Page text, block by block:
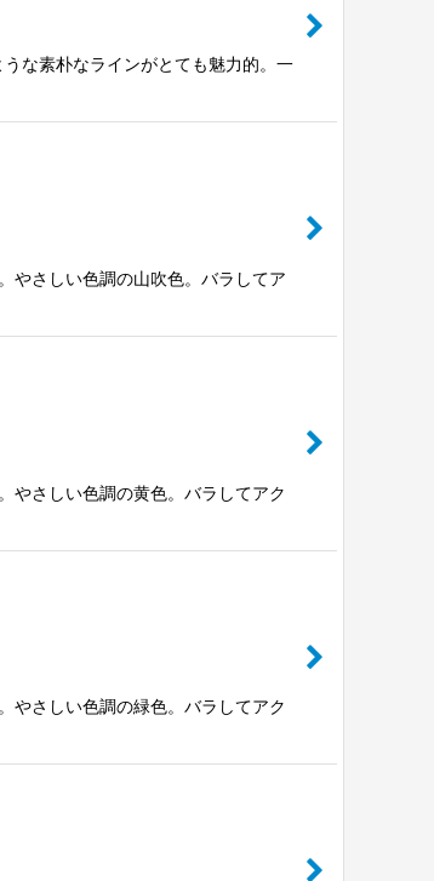
な素朴なラインがとても魅力的。一
やさしい色調の山吹色。バラしてア
やさしい色調の黄色。バラしてアク
やさしい色調の緑色。バラしてアク